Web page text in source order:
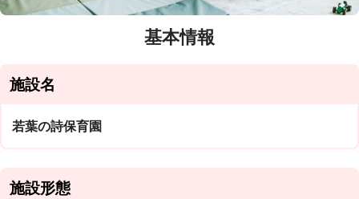
基本情報
施設名
若葉の詩保育園
施設形態